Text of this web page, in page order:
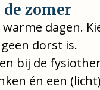
zomer
dagen.
dorst is.
bij de
én een